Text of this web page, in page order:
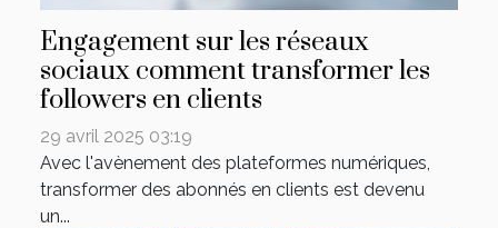
Engagement sur les réseaux
sociaux comment transformer les
followers en clients
29 avril 2025 03:19
Avec l'avènement des plateformes numériques,
transformer des abonnés en clients est devenu
un...